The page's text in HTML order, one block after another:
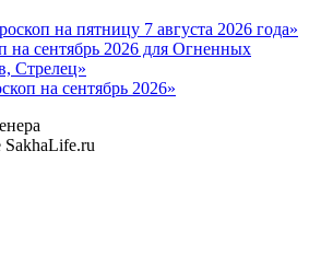
на пятницу 7 августа 2026 года»
на сентябрь 2026 для Огненных
Стрелец»
на сентябрь 2026»
SakhaLife.ru